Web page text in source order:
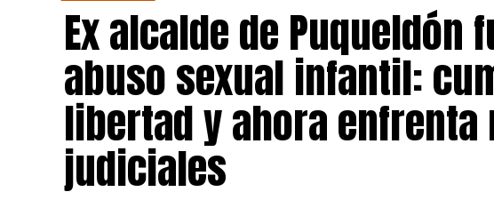
Ex alcalde de Puqueldón
abuso sexual infantil:
libertad y ahora enfrenta
judiciales